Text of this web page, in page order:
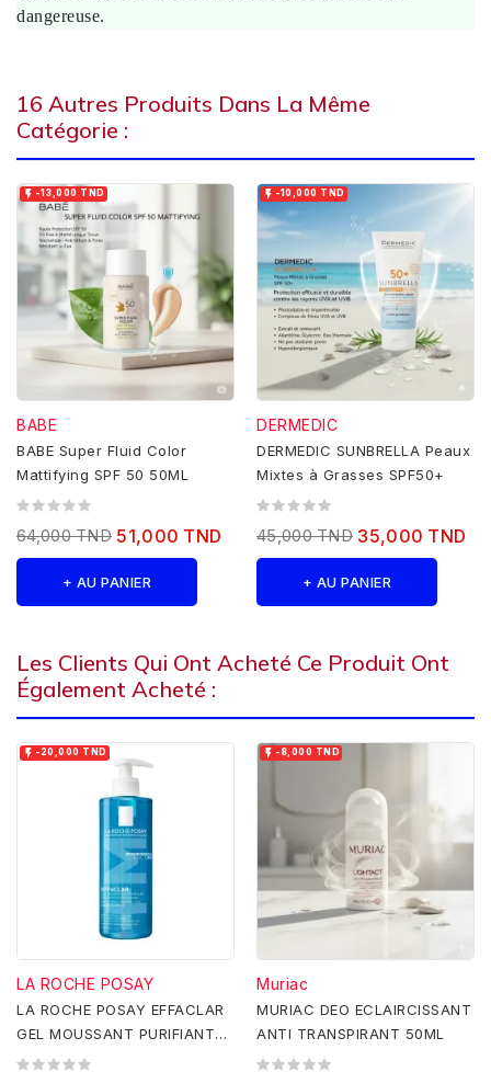
dangereuse.
16 Autres Produits Dans La Même
Catégorie :
 -13,000 TND
BABE
BABE Super Fluid Color
Mattifying SPF 50 50ML
64,000 TND 51,000 TND
+ AU PANIER
 -10,000 TND
DERMEDIC
DERMEDIC SUNBRELLA Peaux
Mixtes à Grasses SPF50+
45,000 TND 35,000 TND
+ AU PANIER
Les Clients Qui Ont Acheté Ce Produit Ont
Également Acheté :
 -20,000 TND
LA ROCHE POSAY
LA ROCHE POSAY EFFACLAR
GEL MOUSSANT PURIFIANT
400 ML
 -8,000 TND
Muriac
MURIAC DEO ECLAIRCISSANT
ANTI TRANSPIRANT 50ML